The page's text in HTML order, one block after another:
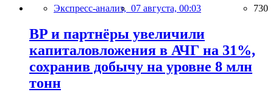
Экспресс-анализ, 07 августа, 00:03 730
BP и партнёры увеличили
капиталовложения в АЧГ на 31%,
сохранив добычу на уровне 8 млн
тонн